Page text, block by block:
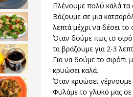
Πλένουμε πολύ καλά τα
Βάζουμε σε μια
λεπτά μέχρι να δέσει το
Όταν δούμε πως το
τα βράζουμε για 2-3
Για να δούμε το σιρόπι
κρυώσει καλά.
Όταν κρυώσει γέρνουμε
Φυλάμε το γλυκό μας σε